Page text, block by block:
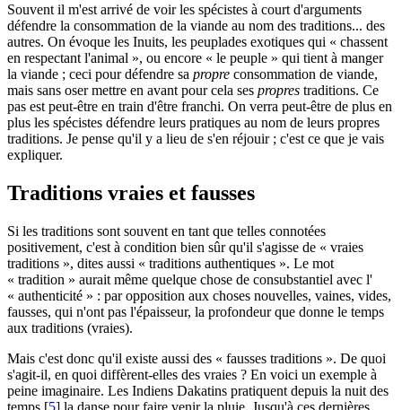
Souvent il m'est arrivé de voir les spécistes à court d'arguments
défendre la consommation de la viande au nom des traditions... des
autres. On évoque les Inuits, les peuplades exotiques qui « chassent
en respectant l'animal », ou encore « le peuple » qui tient à manger
la viande ; ceci pour défendre sa propre consommation de viande,
mais sans oser mettre en avant pour cela ses propres traditions. Ce
pas est peut-être en train d'être franchi. On verra peut-être de plus en
plus les spécistes défendre leurs pratiques au nom de leurs propres
traditions. Je pense qu'il y a lieu de s'en réjouir ; c'est ce que je vais
expliquer.
Traditions vraies et fausses
Si les traditions sont souvent en tant que telles connotées
positivement, c'est à condition bien sûr qu'il s'agisse de « vraies
traditions », dites aussi « traditions authentiques ». Le mot
« tradition » aurait même quelque chose de consubstantiel avec l'
« authenticité » : par opposition aux choses nouvelles, vaines, vides,
fausses, qui n'ont pas l'épaisseur, la profondeur que donne le temps
aux traditions (vraies).
Mais c'est donc qu'il existe aussi des « fausses traditions ». De quoi
s'agit-il, en quoi diffèrent-elles des vraies ? En voici un exemple à
peine imaginaire. Les Indiens Dakatins pratiquent depuis la nuit des
temps [5] la danse pour faire venir la pluie. Jusqu'à ces dernières